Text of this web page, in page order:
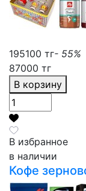
195100 тг- 55%
87000 тг
В корзину
В избранное
в наличии
Кофе